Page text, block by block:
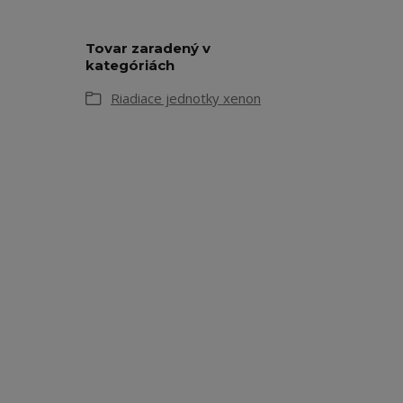
Tovar zaradený v
kategóriách
Riadiace jednotky xenon